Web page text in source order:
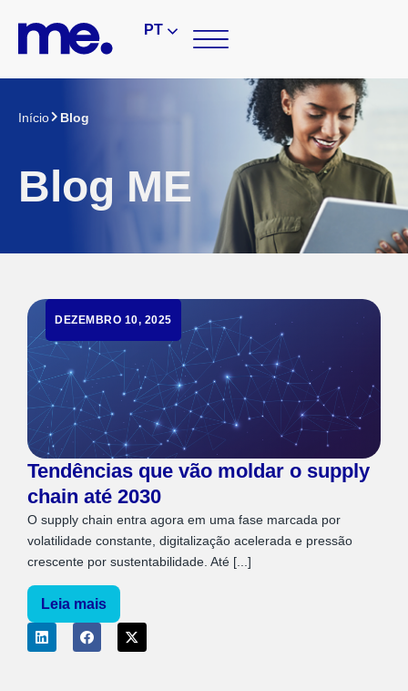
PT
Início Blog
Blog ME
DEZEMBRO 10, 2025
Tendências que vão moldar o supply
chain até 2030
O supply chain entra agora em uma fase marcada por
volatilidade constante, digitalização acelerada e pressão
crescente por sustentabilidade. Até [...]
Leia mais